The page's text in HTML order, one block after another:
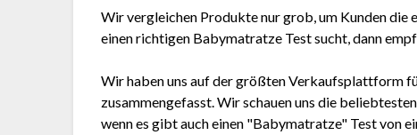
Wir vergleichen Produkte nur grob, um Kunden die
einen richtigen Babymatratze Test sucht, dann
Wir haben uns auf der größten Verkaufsplattform
zusammengefasst. Wir schauen uns die
wenn es gibt auch einen "Babymatratze" Testvon